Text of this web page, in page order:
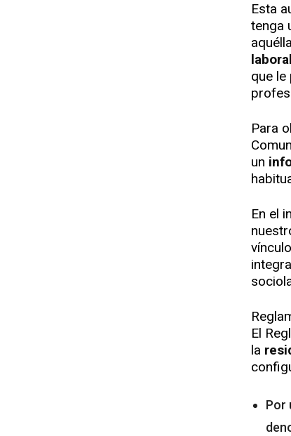
Esta
tenga
laboral
que le
Para
un
En el
El
la
Por